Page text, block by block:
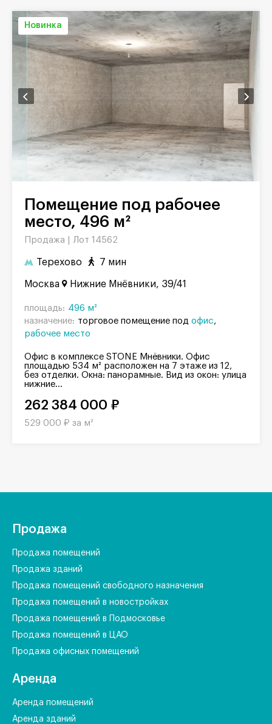
Новинка
Помещение под рабочее
место, 496 м²
Продажа | Лот 14562
Терехово 7 мин
Москва Нижние Мнёвники, 39/41
площадь: 496 м²
назначение: торговое помещение под офис
рабочее место
Офис в комплексе STONE Мнёвники. Офис
площадью 534 м² расположен на 7 этаже из 12,
без отделки. Окна: панорамные. Вид из окон: улица
нижние...
262 384 000 ₽
529 000 ₽ за м²
Продажа
Продажа помещений
Продажа зданий
Продажа помещений свободного назначения
Продажа помещений в новостройках
Продажа помещений в Подмосковье
Продажа помещений в ЦАО
Продажа офисных помещений
Аренда
Аренда помещений
Аренда зданий